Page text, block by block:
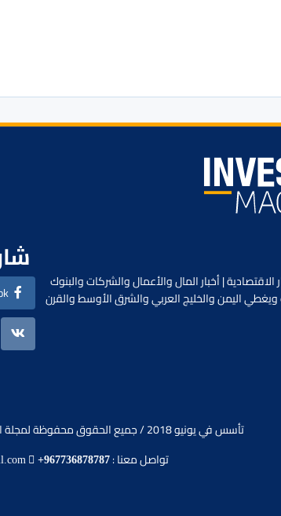
| أخبار المال والأعمال والشركات والبنوك
ويغطي اليمن والخليج العربي والشرق الأوسط والقرن
تأسس في يونيو 2018 / جميع الحقوق محفوظة لمجلة الاستثمار ( مؤسسة المستثمر للصحافة).
تواصل معنا : +967736878787